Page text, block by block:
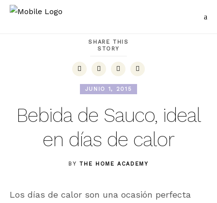
SHARE THIS
STORY
JUNIO 1, 2015
Bebida de Sauco, ideal
en días de calor
BYTHE HOME ACADEMY
Los días de calor son una ocasión perfecta